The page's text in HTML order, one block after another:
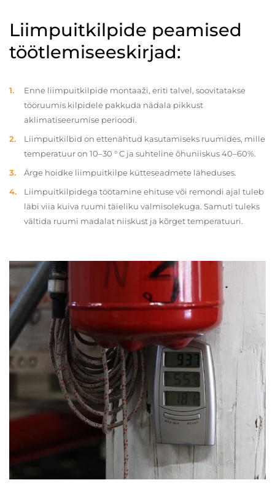
Liimpuitkilpide peamised
töötlemiseeskirjad:
Enne liimpuitkilpide montaaži, eriti talvel, soovitatakse
tööruumis kilpidele pakkuda nädala pikkust
aklimatiseerumise perioodi.
Liimpuitkilbid on ettenähtud kasutamiseks ruumides, mille
temperatuur on 10–30 ° C ja suhteline õhuniiskus 40–60%.
Ärge hoidke liimpuitkilpe kütteseadmete läheduses.
Liimpuitkilpidega töötamine ehituse või remondi ajal tuleb
läbi viia kuiva ruumi täieliku valmisolekuga. Samuti tuleks
vältida ruumi madalat niiskust ja kõrget temperatuuri.